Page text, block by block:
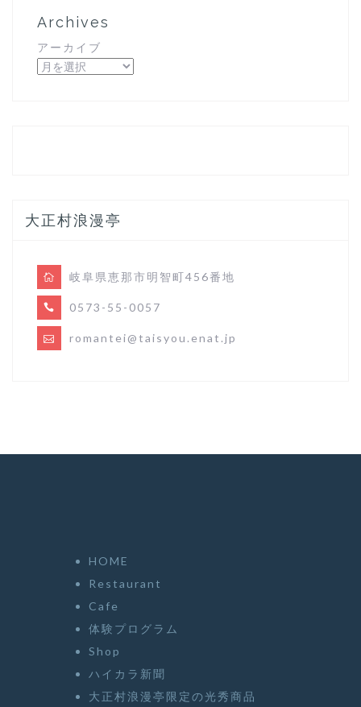
Archives
アーカイブ
大正村浪漫亭
岐阜県恵那市明智町456番地
0573-55-0057
romantei@taisyou.enat.jp
HOME
Restaurant
Cafe
体験プログラム
Shop
ハイカラ新聞
大正村浪漫亭限定の光秀商品